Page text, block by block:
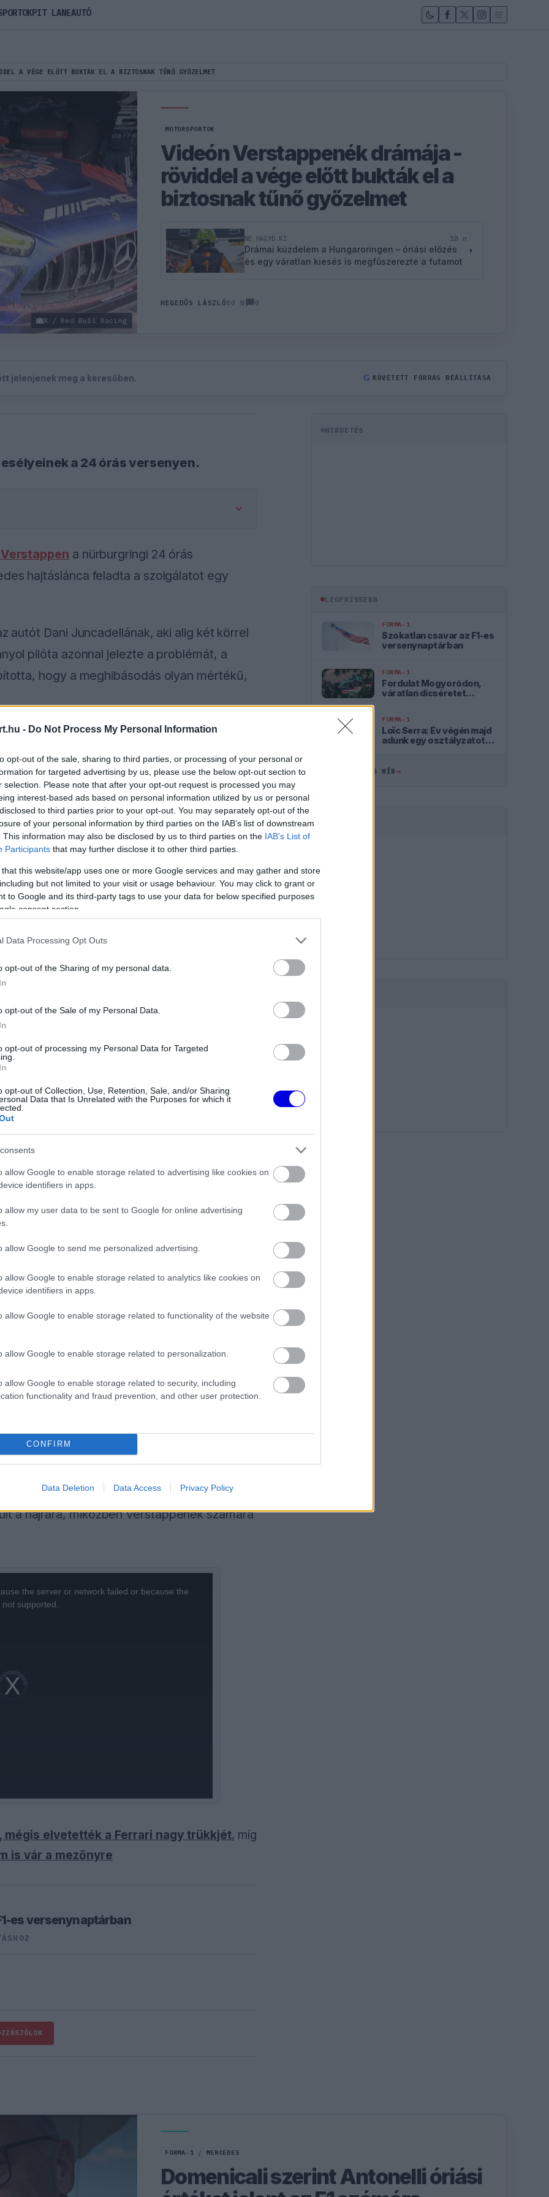
- Do Not Process My Personal Information
opt-out of the sale, sharing to third parties, or processing of your personal or
for targeted advertising by us, please use the below opt-out section to
selection. Please note that after your opt-out request is processed you may
interest-based ads based on personal information utilized by us or personal
to third parties prior to your opt-out. You may separately opt-out of the
of your personal information by third parties on the IAB’s list of downstream
This information may also be disclosed by us to third parties on the IAB’s List of
Participants that may further disclose it to other third parties.
that this website/app uses one or more Google services and may gather and store
but not limited to your visit or usage behaviour. You may click to grant or
to Google and its third-party tags to use your data for below specified purposes
consent section.
Data Processing Opt Outs
opt-out of the Sharing of my personal data.
opt-out of the Sale of my Personal Data.
opt-out of processing my Personal Data for Targeted
opt-out of Collection, Use, Retention, Sale, and/or Sharing
Data that Is Unrelated with the Purposes for which it
allow Google to enable storage related to advertising like cookies on
identifiers in apps.
allow my user data to be sent to Google for online advertising
allow Google to send me personalized advertising.
allow Google to enable storage related to analytics like cookies on
identifiers in apps.
allow Google to enable storage related to functionality of the website
allow Google to enable storage related to personalization.
allow Google to enable storage related to security, including
functionality and fraud prevention, and other user protection.
CONFIRM
Data Deletion Data Access Privacy Policy
A VÉGE ELŐTT BUKTÁK EL A BIZTOSNAK TŰNŐ GYŐZELMET
X / Red Bull Racing
MOTORSPORTOK
Videón Verstappenék drámája -
röviddel a vége előtt bukták el a
biztosnak tűnő győzelmet
NE HAGYD KI 10 n
Drámai küzdelem a Hungaroringen – óriási előzés
és egy váratlan kiesés is megfűszerezte a futamot
HEGEDŰS LÁSZLÓ80 N 0
jelenjenek meg a keresőben. G KÖVETETT FORRÁS BEÁLLÍTÁSA
a 24 órás versenyen.
a nürburgringi 24 órás
hajtáslánca feladta a szolgálatot egy
autót Dani Juncadellának, aki alig két körrel
pilóta azonnal jelezte a problémát, a
hogy a meghibásodás olyan mértékű,
the server or network failed or because the
not supported.
egy rövid tiszteletkörre a végén, ám a
Egy
is vár a
A Honda egészen a téli tesztekig
azt hitte, hogy minden rendben
került az élre, amelyet előbb Maro Engel
kormánygomb miatt idő előtt
pedig óvatosabb tempóra váltott, hogy
mint hat perccel maradt le, ráadásul
a Code 60 szabály megsértése miatt,
a hajrára, miközben Verstappenék számára
Video
Player
loading.
the server or network failed or because the
supported.
elvetették a Ferrari nagy trükkjét, míg
is vár a mezőnyre
es versenynaptárban
HIRDETÉS
LEGFRISSEBB
FORMA-1
Szokatlan csavar az F1-es
versenynaptárban
FORMA-1
Fordulat Mogyoródon,
váratlan dicséretet
FORMA-1
Loïc Serra: Év végén majd
adunk egy osztályzatot
ÖSSZES FRISS HÍR→
FORMA-1 / MERCEDES
Domenicali szerint Antonelli óriási
PIT LANEAUTÓ